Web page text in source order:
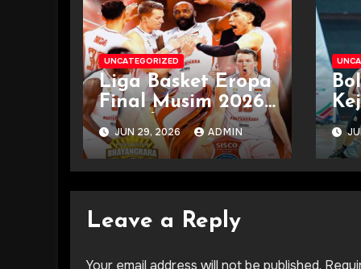
UNCATEGORIZED
Liga Basket Eropa
Final Musim 2026
Semakin Panas
Terkini
JUN 29, 2026 ADMIN
Leave a Reply
Your email address will not be published.